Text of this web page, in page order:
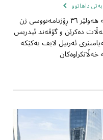
داهاتوو
لە هەولێر ٣٦ ڕۆژنامەنووسی ژن
دەکرێن و گۆڤەند ئیدریس
ئەربیل لایف یەکێکە
خەڵاتکراوەکان